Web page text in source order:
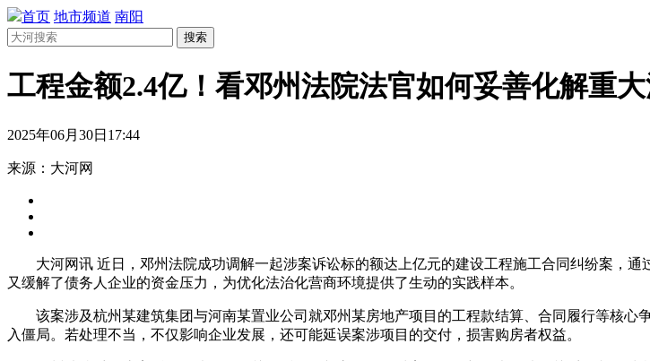
首页 地市频道 南阳
搜索
工程金额2.4亿！看邓州法院法官如何妥善化解重
2025年06月30日17:44
来源：大河网
大河网讯 近日，邓州法院成功调解一起涉案诉讼标的额达上亿元的建设工程施工合同纠纷案，
又缓解了债务人企业的资金压力，为优化法治化营商环境提供了生动的实践样本。
该案涉及杭州某建筑集团与河南某置业公司就邓州某房地产项目的工程款结算、合同履行等核
入僵局。若处理不当，不仅影响企业发展，还可能延误案涉项目的交付，损害购房者权益。